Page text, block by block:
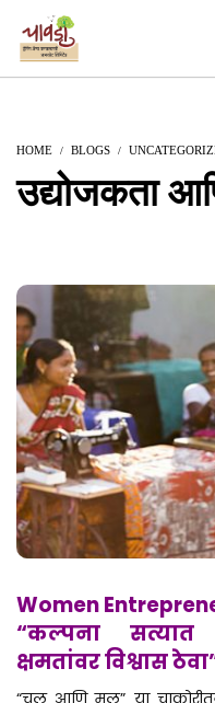
HOME BLOGS
उद्योजकता
Women
“कल्पना सत्यात
क्षमतांवर विश्वास
“चूल आणि मुल” या